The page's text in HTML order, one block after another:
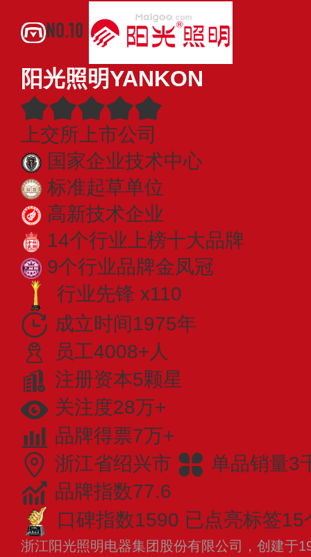
NO.10
阳光照明YANKON
上交所上市公司
国家企业技术中心
标准起草单位
高新技术企业
14个行业上榜十大品牌
9个行业品牌金凤冠
行业先锋 x110
成立时间1975年
员工4008+人
注册资本5颗星
关注度28万+
品牌得票7万+
浙江省绍兴市
单品销量3
品牌指数77.6
口碑指数1590 已点亮标签15
浙江阳光照明电器集团股份有限公司，创建于